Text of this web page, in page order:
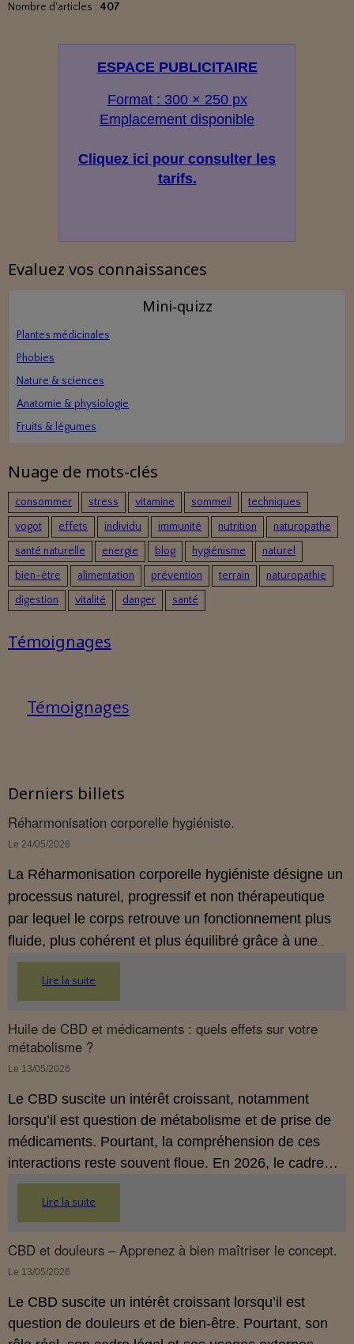
Nombre d'articles : 407
ESPACE PUBLICITAIRE
Format : 300 × 250 px
Emplacement disponible
Cliquez ici pour consulter les
tarifs.
Evaluez vos connaissances
Mini‑quizz
Plantes médicinales
Phobies
Nature & sciences
Anatomie & physiologie
Fruits & légumes
Nuage de mots-clés
consommer stress vitamine sommeil
techniques
vogot
effets individu immunité nutrition
naturopathe
santé naturelle
energie blog hygiénisme
naturel
bien-être
alimentation prévention terrain
naturopathie
digestion
vitalité danger santé
Témoignages
Témoignages
Derniers billets
Réharmonisation corporelle hygiéniste.
Le 24/05/2026
La Réharmonisation corporelle hygiéniste désigne un
processus naturel, progressif et non thérapeutique
par lequel le corps retrouve un fonctionnement plus
fluide, plus cohérent et plus équilibré grâce à une
hygiène de vie adaptée.
Lire la suite
Huile de CBD et médicaments : quels effets sur votre
métabolisme ?
Le 13/05/2026
Le CBD suscite un intérêt croissant, notamment
lorsqu’il est question de métabolisme et de prise de
médicaments. Pourtant, la compréhension de ces
interactions reste souvent floue. En 2026, le cadre
légal français impose des règles strictes : seuls les
usages externes du CBD sont autorisés. Cet article
propose une mise au point claire et accessible pour
comprendre comment le CBD s’inscrit dans une
démarche de prévention, sans ingestion et sans
Lire la suite
CBD et douleurs – Apprenez à bien maîtriser le concept.
Le 13/05/2026
Le CBD suscite un intérêt croissant lorsqu’il est
question de douleurs et de bien‑être. Pourtant, son